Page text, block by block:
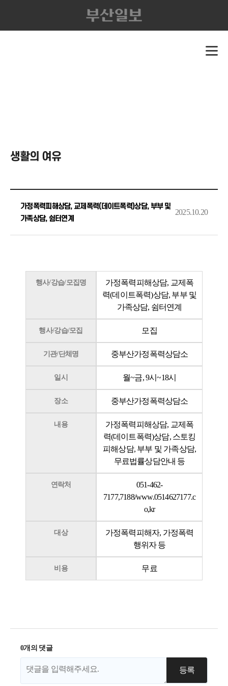
생활의 여유
가정폭력피해상담, 교제폭력(데이트폭력)상담, 부부 및
가족상담, 쉼터연계
2025.10.20
행사/강습/모집명
가정폭력피해상담, 교제폭
력(데이트폭력)상담, 부부 및
가족상담, 쉼터연계
행사/강습/모집 모집
기관/단체명 중부산가정폭력상담소
일시 월~금, 9시~18시
장소 중부산가정폭력상담소
내용
가정폭력피해상담, 교제폭
력(데이트폭력)상담, 스토킹
피해상담, 부부 및 가족상담,
무료법률상담안내 등
연락처
051-462-
7177,7188/www.0514627177.c
o,kr
대상
가정폭력피해자, 가정폭력
행위자 등
비용 무료
0개의 댓글